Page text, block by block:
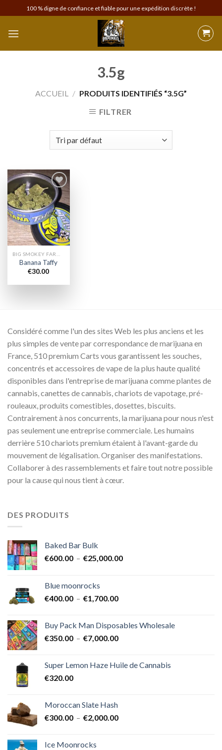
to
content
100 % digne de confiance et fiable pour une expédition discrète !
3.5g
ACCUEIL / PRODUITS IDENTIFIÉS “3.5G”
FILTRER
Add to
wishlist
Banana Taffy
€30.00
Considéré comme l'un des sites Web les plus anciens et les
plus simples de vente par correspondance de marijuana en
France, 510 premium Carts vous garantissent les souches,
concentrés et accessoires de vape de la plus haute qualité
disponibles dans l'entreprise de marijuana comme plantes de
cannabis, canettes de cannabis, chariots de vapotage, pré-
rouleaux, produits comestibles, dosettes, biscuits.
Contrairement à nos concurrents, la marijuana pour nous n'est
pas seulement une entreprise commerciale. Les humains
derrière 510 chariots premium étaient à l'avant-garde du
mouvement de légalisation. Organiser des manifestations.
Collaborer à des rassemblements et faire tout notre possible
pour la cause qui nous tient à cœur.
DES PRODUITS
Baked Bar Bulk
€600.00 – €25,000.00Plage
Blue moonrocks
€400.00 – €1,700.00Plage
€400.00
à
Buy Pack Man Disposables Wholesale
€350.00 – €7,000.00Plage
€350.00
Super Lemon Haze Huile de Cannabis
€320.00
Moroccan Slate Hash
€300.00 – €2,000.00Plage
Ice Moonrocks